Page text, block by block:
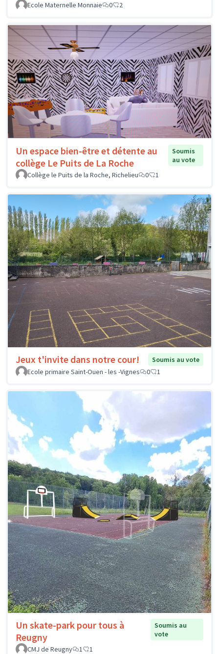
Ecole Maternelle Monnaie
0 2
Un espace bien-être et détente au
collège Le Puits de La Roche
Soumis
au vote
Collège le Puits de la Roche, Richelieu
0 1
Jeux t'invite dans notre cour!
Soumis au vote
Ecole primaire Saint-Ouen - les -Vignes
0 1
Un skate-park pour tous à
Reugny
Soumis au
vote
CMJ de Reugny
1 1